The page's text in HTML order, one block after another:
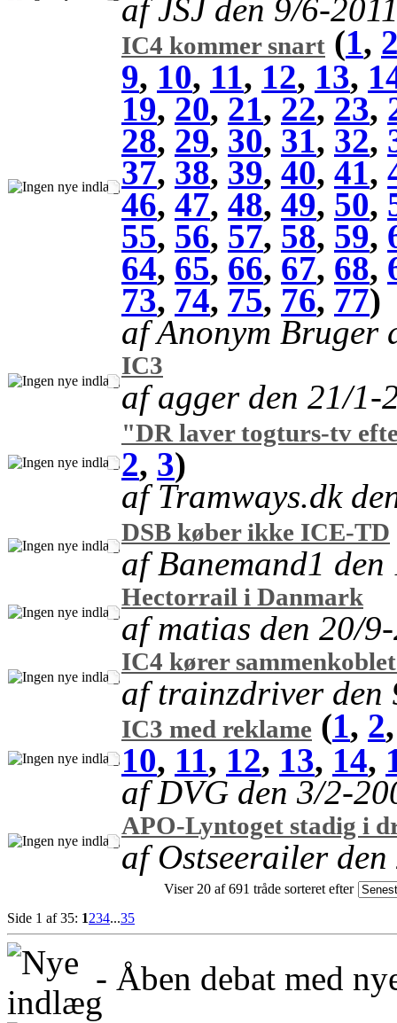
af JSJ den 9/6-
IC4 kommer snart (1,
9, 10, 11, 12, 13,
19, 20, 21, 22, 23,
28, 29, 30, 31, 32,
37, 38, 39, 40, 41,
46, 47, 48, 49, 50,
55, 56, 57, 58, 59,
64, 65, 66, 67, 68,
73, 74, 75, 76, 77)
af Anonym Bruger
IC3
af agger den 21/1-
"DR laver togturs-tv
2, 3)
af Tramways.dk
DSB køber ikke ICE-TD
af Banemand1
Hectorrail i Danmark
af matias den 20/
IC4 kører
af trainzdriver den
IC3 med reklame (1, 2
10, 11, 12, 13, 14,
af DVG den 3/2-
APO-Lyntoget stadig i
af Ostseerailer
Viser 20 af 691 tråde sorteret efter
Side 1 af 35: 1234...35
- Åben debat med